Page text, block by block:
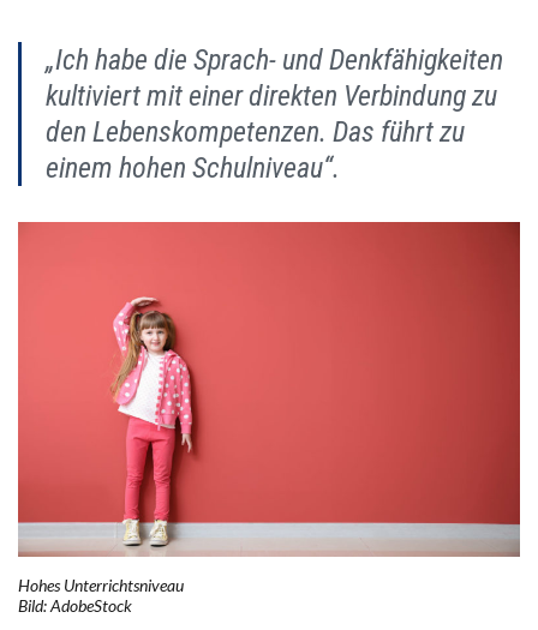
„Ich habe die Sprach- und Denkfähigkeiten
kultiviert mit einer direkten Verbindung zu
den Lebenskompetenzen. Das führt zu
einem hohen Schulniveau“.
Hohes Unterrichtsniveau
Bild: AdobeStock